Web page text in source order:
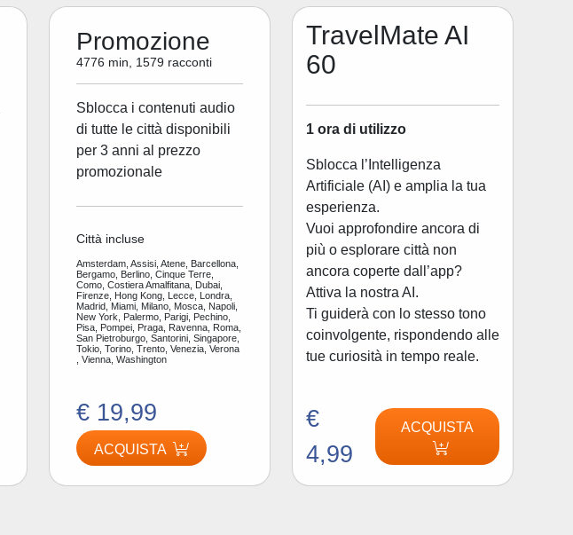
Promozione
4776 min, 1579 racconti
Sblocca i contenuti audio
di tutte le città disponibili
per 3 anni al prezzo
promozionale
Città incluse
Amsterdam, Assisi, Atene, Barcellona,
Bergamo, Berlino, Cinque Terre,
Como, Costiera Amalfitana, Dubai,
Firenze, Hong Kong, Lecce, Londra,
Madrid, Miami, Milano, Mosca, Napoli,
New York, Palermo, Parigi, Pechino,
Pisa, Pompei, Praga, Ravenna, Roma,
San Pietroburgo, Santorini, Singapore,
Tokio, Torino, Trento, Venezia, Verona
, Vienna, Washington
€ 19,99
ACQUISTA
TravelMate AI
60
1 ora di utilizzo
Sblocca l’Intelligenza
Artificiale (AI) e amplia la tua
esperienza.
Vuoi approfondire ancora di
più o esplorare città non
ancora coperte dall’app?
Attiva la nostra AI.
Ti guiderà con lo stesso tono
coinvolgente, rispondendo alle
tue curiosità in tempo reale.
€
4,99
ACQUISTA